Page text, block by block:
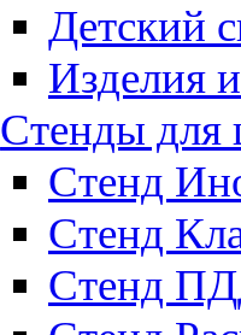
Детский
Изделия
Стенды для
Стенд
Стенд
Стенд